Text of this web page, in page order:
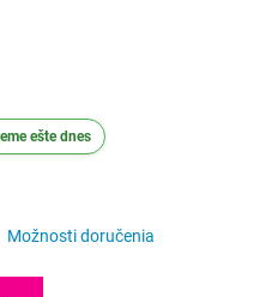
ešte dnes
Možnosti doručenia